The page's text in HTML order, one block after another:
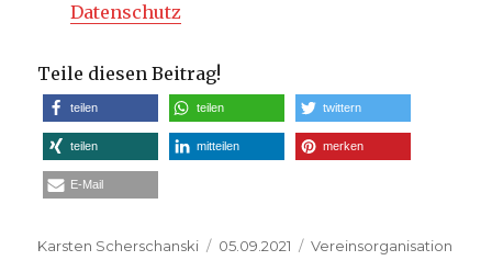
Datenschutz
Teile diesen Beitrag!
teilen teilen twittern
teilen mitteilen merken
E-Mail
Autor
Karsten Scherschanski
Veröffentlicht
05.09.2021 Kategorien
Vereinsorganisation